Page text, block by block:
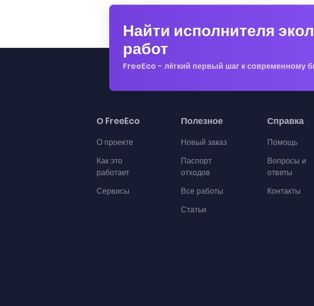
Найти исполнителя
работ
FreeEco - лёгкий первый шаг к современному
О FreeEco
О проекте
Как это
работает
Сервисы
Полезное
Новый заказ
Паспорт
отходов
Все работы
Статьи
Справка
Помощь
Вопросы и
ответы
Контакты